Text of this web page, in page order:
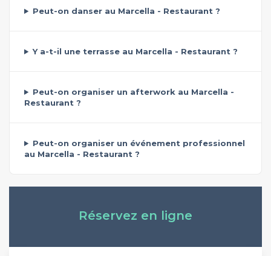
Peut-on danser au Marcella - Restaurant ?
Y a-t-il une terrasse au Marcella - Restaurant ?
Peut-on organiser un afterwork au Marcella -
Restaurant ?
Peut-on organiser un événement professionnel
au Marcella - Restaurant ?
Réservez en ligne